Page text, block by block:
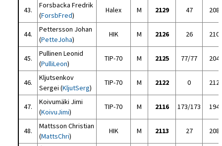
43.
Forsbacka Fredrik
(ForsbFred)
Halex M 2129 47
44.
Pettersson Johan
(PetteJoha)
HIK M 2126 26
45.
Pullinen Leonid
(PulliLeon)
TIP-70 M 2125 77/77
46.
Kljutsenkov
Sergei (KljutSerg)
TIP-70 M 2122 0
47.
Koivumäki Jimi
(KoivuJimi)
TIP-70 M 2116 173/173
48.
Mattsson Christian
(MattsChri)
HIK M 2113 27